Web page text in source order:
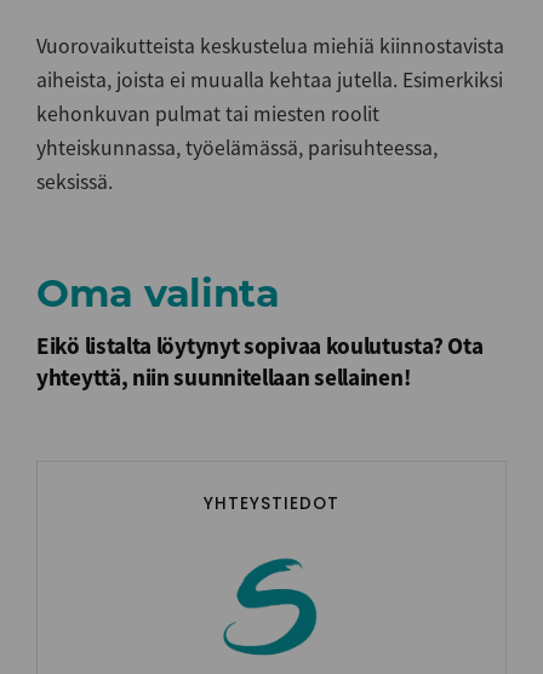
Vuorovaikutteista keskustelua miehiä kiinnostavista
aiheista, joista ei muualla kehtaa jutella. Esimerkiksi
kehonkuvan pulmat tai miesten roolit
yhteiskunnassa, työelämässä, parisuhteessa,
seksissä.
Oma valinta
Eikö listalta löytynyt sopivaa koulutusta? Ota
yhteyttä, niin suunnitellaan sellainen!
YHTEYSTIEDOT